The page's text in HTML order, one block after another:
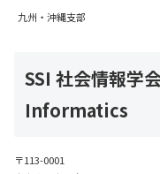
九州・沖縄支部
SSI 社会情報
Informatics
〒113-0001